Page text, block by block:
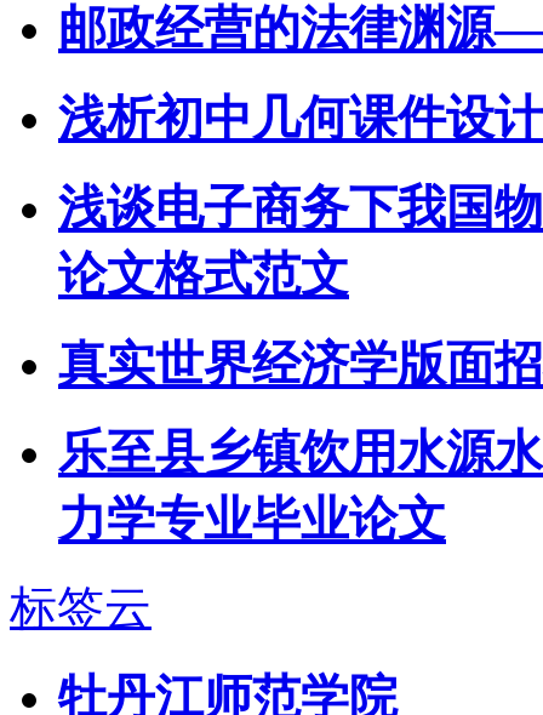
邮政经营的法律渊源
浅析初中几何课件设
浅谈电子商务下我国
论文格式范文
真实世界经济学版面
乐至县乡镇饮用水源
力学专业毕业论文
标签云
牡丹江师范学院